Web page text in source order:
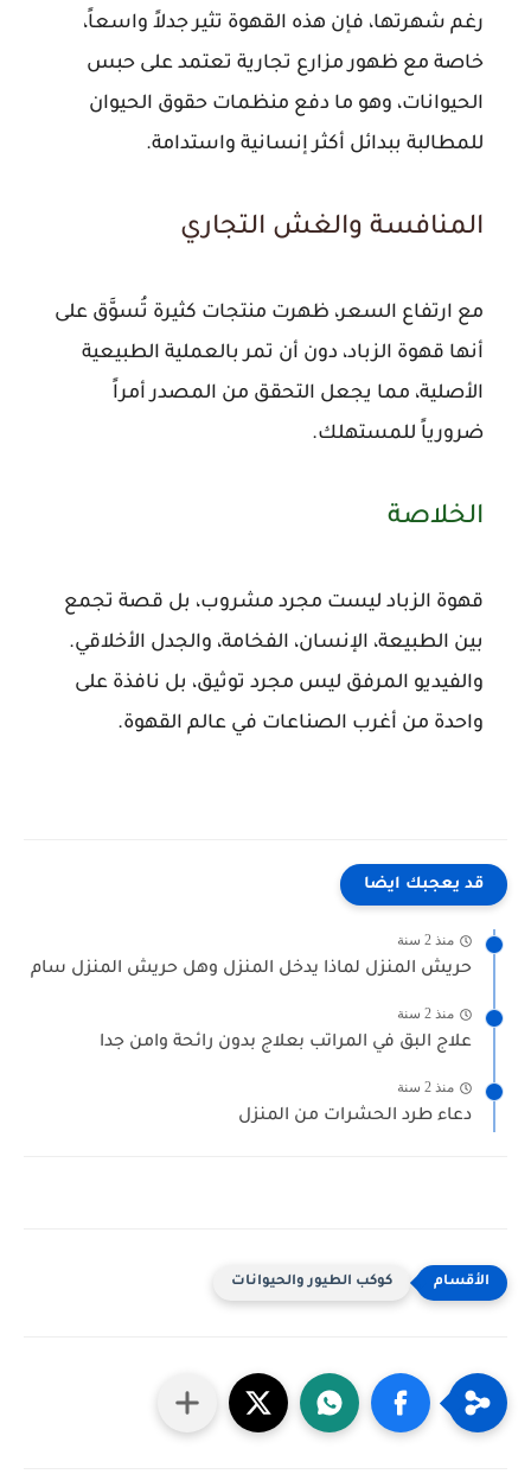
رغم شهرتها، فإن هذه القهوة تثير جدلاً واسعاً،
خاصة مع ظهور مزارع تجارية تعتمد على حبس
الحيوانات، وهو ما دفع منظمات حقوق الحيوان
للمطالبة ببدائل أكثر إنسانية واستدامة.
المنافسة والغش التجاري
مع ارتفاع السعر، ظهرت منتجات كثيرة تُسوَّق على
أنها قهوة الزباد، دون أن تمر بالعملية الطبيعية
الأصلية، مما يجعل التحقق من المصدر أمراً
ضرورياً للمستهلك.
الخلاصة
قهوة الزباد ليست مجرد مشروب، بل قصة تجمع
بين الطبيعة، الإنسان، الفخامة، والجدل الأخلاقي.
والفيديو المرفق ليس مجرد توثيق، بل نافذة على
واحدة من أغرب الصناعات في عالم القهوة.
قد يعجبك ايضا
منذ 2 سنة
حريش المنزل لماذا يدخل المنزل وهل حريش المنزل سام
منذ 2 سنة
علاج البق في المراتب بعلاج بدون رائحة وامن جدا
منذ 2 سنة
دعاء طرد الحشرات من المنزل
كوكب الطيور والحيوانات